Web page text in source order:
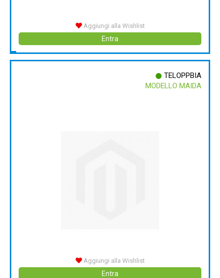
Aggiungi alla Wishlist
Entra
TELOPPBIA
MODELLO MAIDA
Aggiungi alla Wishlist
Entra